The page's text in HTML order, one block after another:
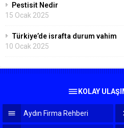
Pestisit Nedir
15 Ocak 2025
Türkiye’de israfta durum vahim
10 Ocak 2025
KOLAY
Aydın Firma Rehberi